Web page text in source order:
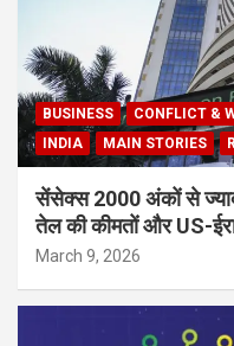
BUSINESS CONFLICT &
INDIA
MAIN STORIES
सेंसेक्स 2000 अंकों से
तेल की कीमतों और US-
March 9, 2026